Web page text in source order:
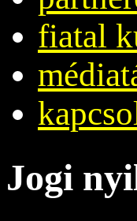
fiatal
Jogi